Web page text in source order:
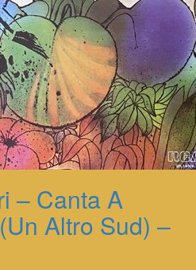
– Canta A
Altro Sud) –